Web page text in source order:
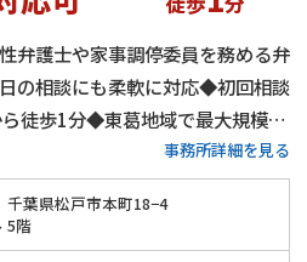
護士や家事調停委員を務める弁
の相談にも柔軟に対応◆初回相談
徒歩1分◆東葛地域で最大規模◆
完備◆不貞に対する慰謝料請求の
事務所詳細を見る
千葉県松戸市本町18−4
5階